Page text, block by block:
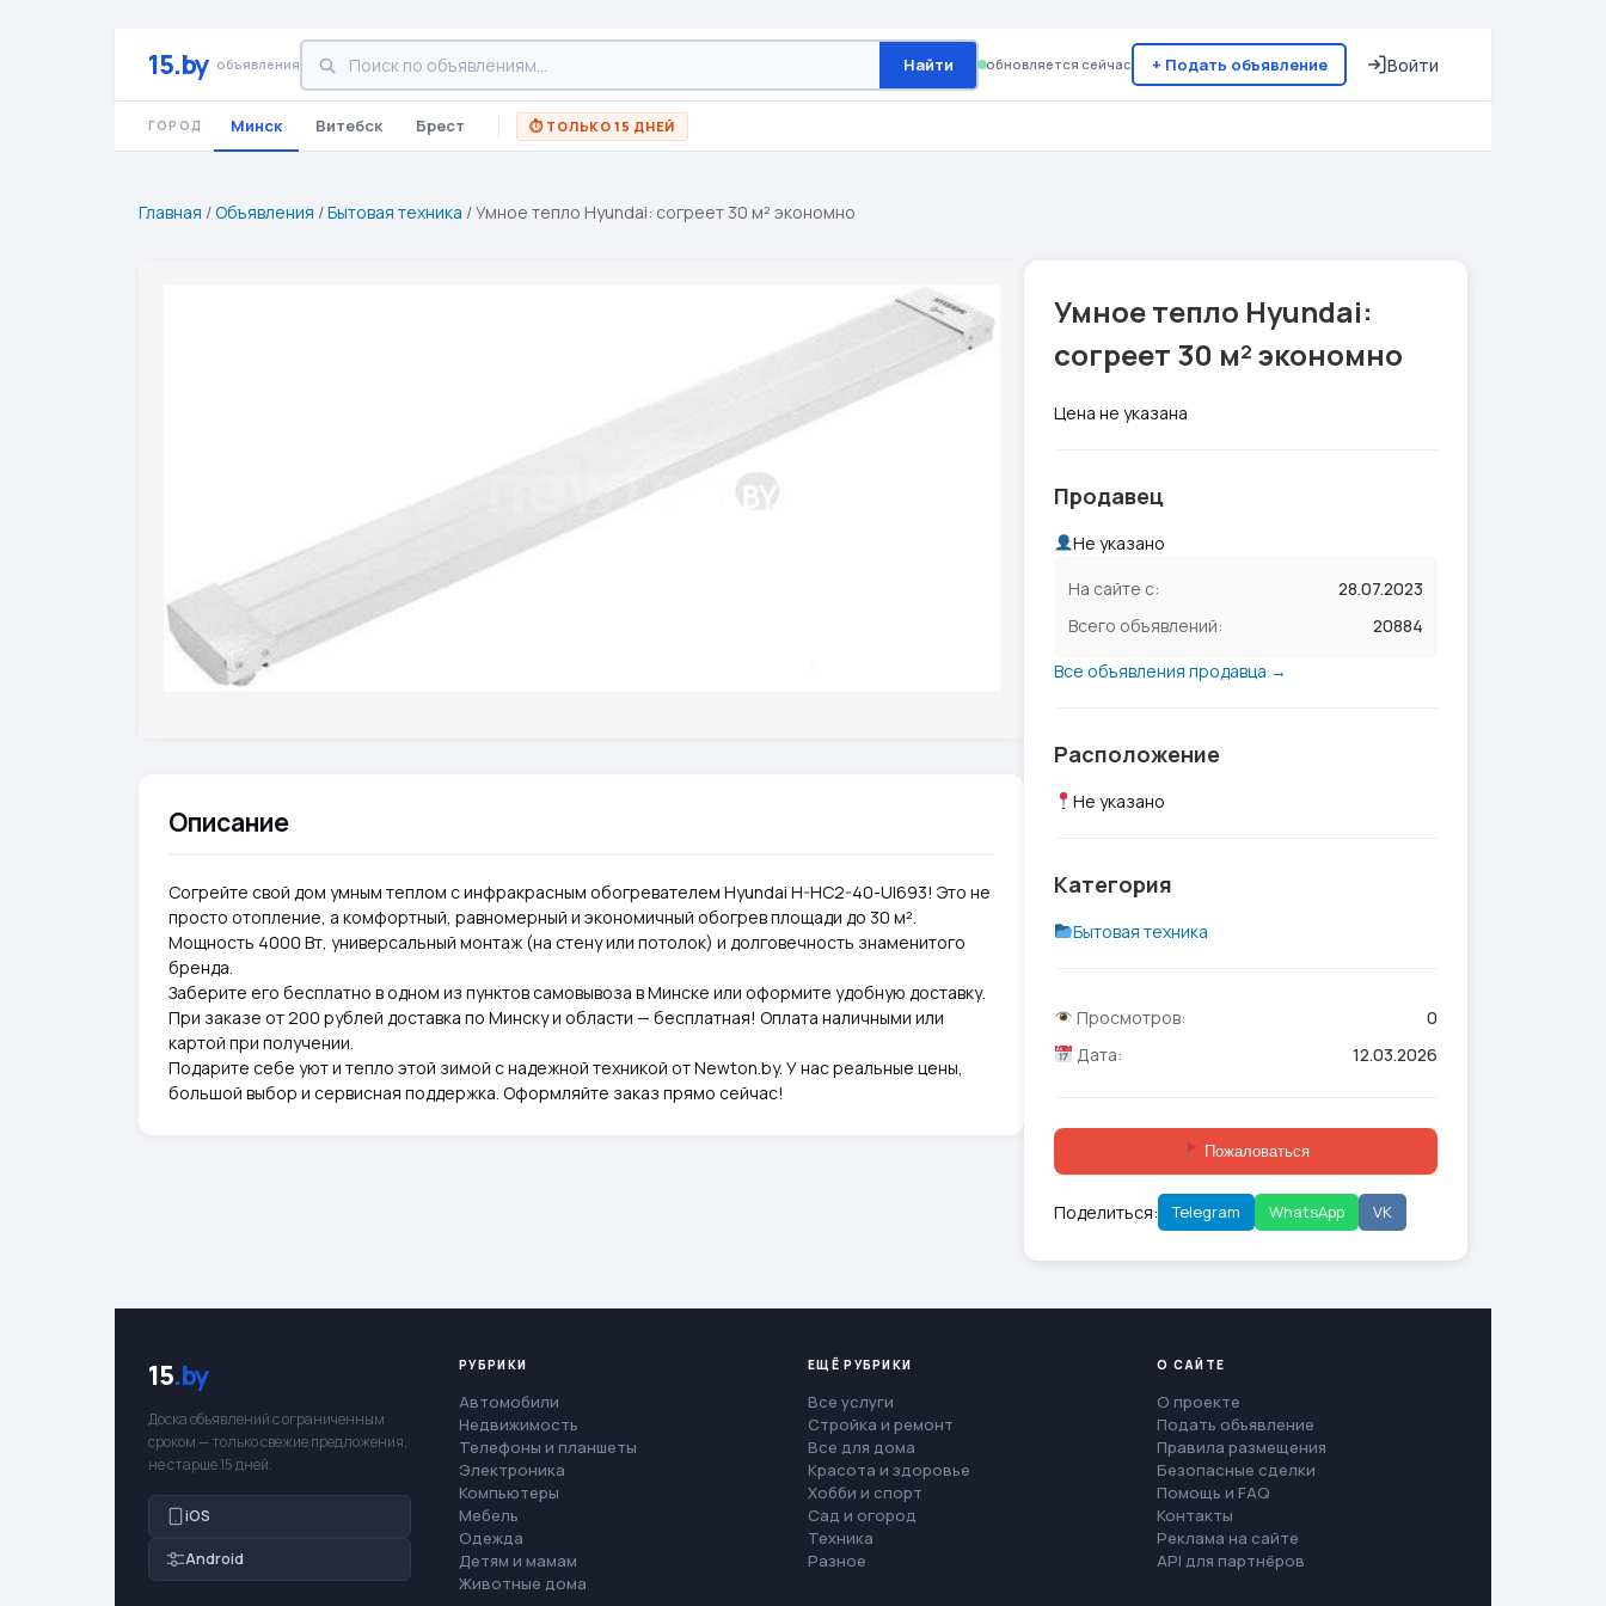
15.by объявления Найти обновляется сейчас + Подать объявление Войти
ГОРОД Минск Витебск Брест ⏱ ТОЛЬКО 15 ДНЕЙ
Главная /Объявления /Бытовая техника /Умное тепло Hyundai: согреет 30 м² экономно
Описание
Согрейте свой дом умным теплом с инфракрасным обогревателем Hyundai H-HC2-40-UI693! Это не
просто отопление, а комфортный, равномерный и экономичный обогрев площади до 30 м².
Мощность 4000 Вт, универсальный монтаж (на стену или потолок) и долговечность знаменитого
бренда.
Заберите его бесплатно в одном из пунктов самовывоза в Минске или оформите удобную доставку.
При заказе от 200 рублей доставка по Минску и области — бесплатная! Оплата наличными или
картой при получении.
Подарите себе уют и тепло этой зимой с надежной техникой от Newton.by. У нас реальные цены,
большой выбор и сервисная поддержка. Оформляйте заказ прямо сейчас!
Умное тепло Hyundai:
согреет 30 м² экономно
Цена не указана
Продавец
Не указано
На сайте с:
28.07.2023
Всего объявлений:
20884
Все объявления продавца →
Расположение
Не указано
Категория
Бытовая техника
Просмотров:
0
Дата:
12.03.2026
Пожаловаться
Поделиться: Telegram WhatsApp VK
15.by
Доска объявлений с ограниченным
сроком — только свежие предложения,
не старше 15 дней.
iOS
Android
РУБРИКИ
Автомобили
Недвижимость
Телефоны и планшеты
Электроника
Компьютеры
Мебель
Одежда
Детям и мамам
Животные дома
ЕЩЁ РУБРИКИ
Все услуги
Стройка и ремонт
Все для дома
Красота и здоровье
Хобби и спорт
Сад и огород
Техника
Разное
О САЙТЕ
О проекте
Подать объявление
Правила размещения
Безопасные сделки
Помощь и FAQ
Контакты
Реклама на сайте
API для партнёров